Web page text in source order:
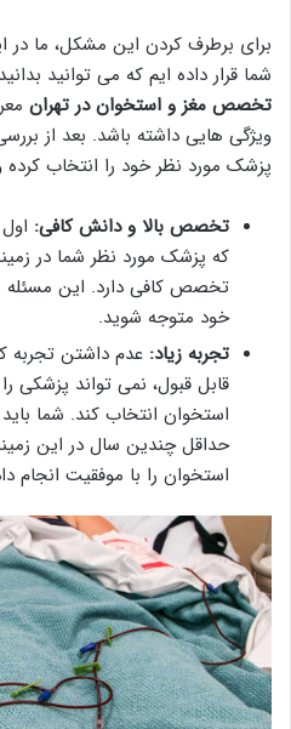
برای برطرف کردن این مشکل، ما در
شما قرار داده ایم که می توانید
تخصص مغز و استخوان در تهران
ویژگی هایی داشته باشد. بعد از
پزشک مورد نظر خود را انتخاب کرده
تخصص بالا و دانش کافی:
که پزشک مورد نظر شما در
تخصص کافی دارد. این مسئله
خود متوجه شوید.
تجربه زیاد: عدم داشتن تجربه
قابل قبول، نمی تواند پزشکی
استخوان انتخاب کند. شما
حداقل چندین سال در این
استخوان را با موفقیت انجام